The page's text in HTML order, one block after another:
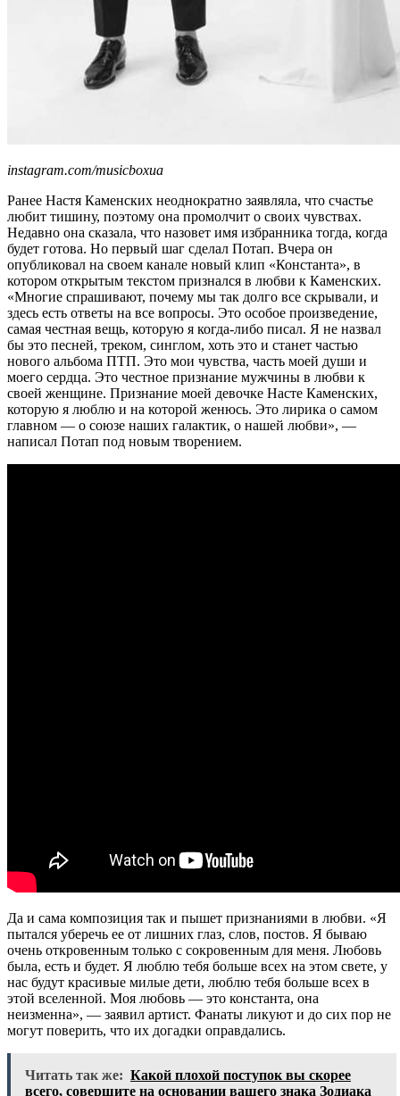
instagram.com/musicboxua
Ранее Настя Каменских неоднократно заявляла, что счастье
любит тишину, поэтому она промолчит о своих чувствах.
Недавно она сказала, что назовет имя избранника тогда, когда
будет готова. Но первый шаг сделал Потап. Вчера он
опубликовал на своем канале новый клип «Константа», в
котором открытым текстом признался в любви к Каменских.
«Многие спрашивают, почему мы так долго все скрывали, и
здесь есть ответы на все вопросы. Это особое произведение,
самая честная вещь, которую я когда-либо писал. Я не назвал
бы это песней, треком, синглом, хоть это и станет частью
нового альбома ПТП. Это мои чувства, часть моей души и
моего сердца. Это честное признание мужчины в любви к
своей женщине. Признание моей девочке Насте Каменских,
которую я люблю и на которой женюсь. Это лирика о самом
главном — о союзе наших галактик, о нашей любви», —
написал Потап под новым творением.
Да и сама композиция так и пышет признаниями в любви. «Я
пытался уберечь ее от лишних глаз, слов, постов. Я бываю
очень откровенным только с сокровенным для меня. Любовь
была, есть и будет. Я люблю тебя больше всех на этом свете, у
нас будут красивые милые дети, люблю тебя больше всех в
этой вселенной. Моя любовь — это константа, она
неизменна», — заявил артист. Фанаты ликуют и до сих пор не
могут поверить, что их догадки оправдались.
Читать так же: Какой плохой поступок вы скорее
всего, совершите на основании вашего знака Зодиака